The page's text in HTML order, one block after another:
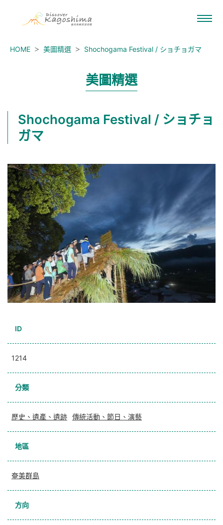
HOME 美圖精選 Shochogama Festival / ショチョガマ
美圖精選
Shochogama Festival / ショチョ
ガマ
ID
1214
分類
歷史、遺產、遺跡 傳統活動、節日、演藝
地區
奄美群島
方向